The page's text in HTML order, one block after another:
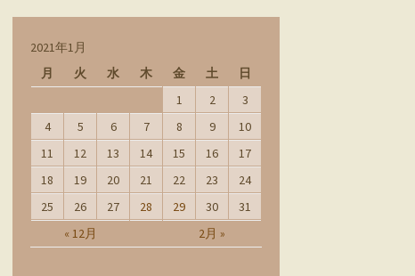
2021年1月
月
火 水 木 金 土 日
« 12月 2月 »
1 2
3
4
5 6 7 8 9
10
11
12 13 14 15 16
17
18
19 20 21 22 23
24
25
26 27 28 29 30 31